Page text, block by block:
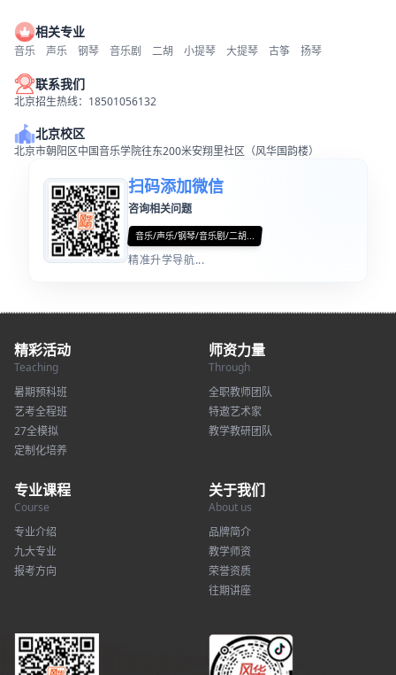
相关专业
音乐 声乐 钢琴 音乐剧 二胡 小提琴 大提琴 古筝 扬琴
联系我们
北京招生热线：18501056132
北京校区
北京市朝阳区中国音乐学院往东200米安翔里社区（风华国韵楼）
扫码添加微信
咨询相关问题
音乐/声乐/钢琴/音乐剧/二胡...
精准升学导航...
精彩活动
Teaching
暑期预科班
艺考全程班
27全模拟
定制化培养
师资力量
Through
全职教师团队
特邀艺术家
教学教研团队
专业课程
Course
专业介绍
九大专业
报考方向
关于我们
About us
品牌简介
教学师资
荣誉资质
往期讲座